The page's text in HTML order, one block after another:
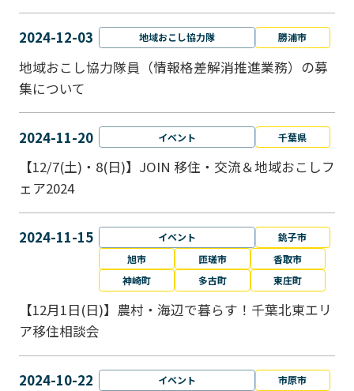
2024-12-03 地域おこし協力隊 勝浦市
地域おこし協力隊員（情報格差解消推進業務）の募
集について
2024-11-20 イベント 千葉県
【12/7(土)・8(日)】JOIN 移住・交流＆地域おこしフ
ェア2024
2024-11-15 イベント
銚子市
旭市
匝瑳市
香取市
神崎町
多古町 東庄町
【12月1日(日)】農村・海辺で暮らす！千葉北東エリ
ア移住相談会
2024-10-22 イベント 市原市